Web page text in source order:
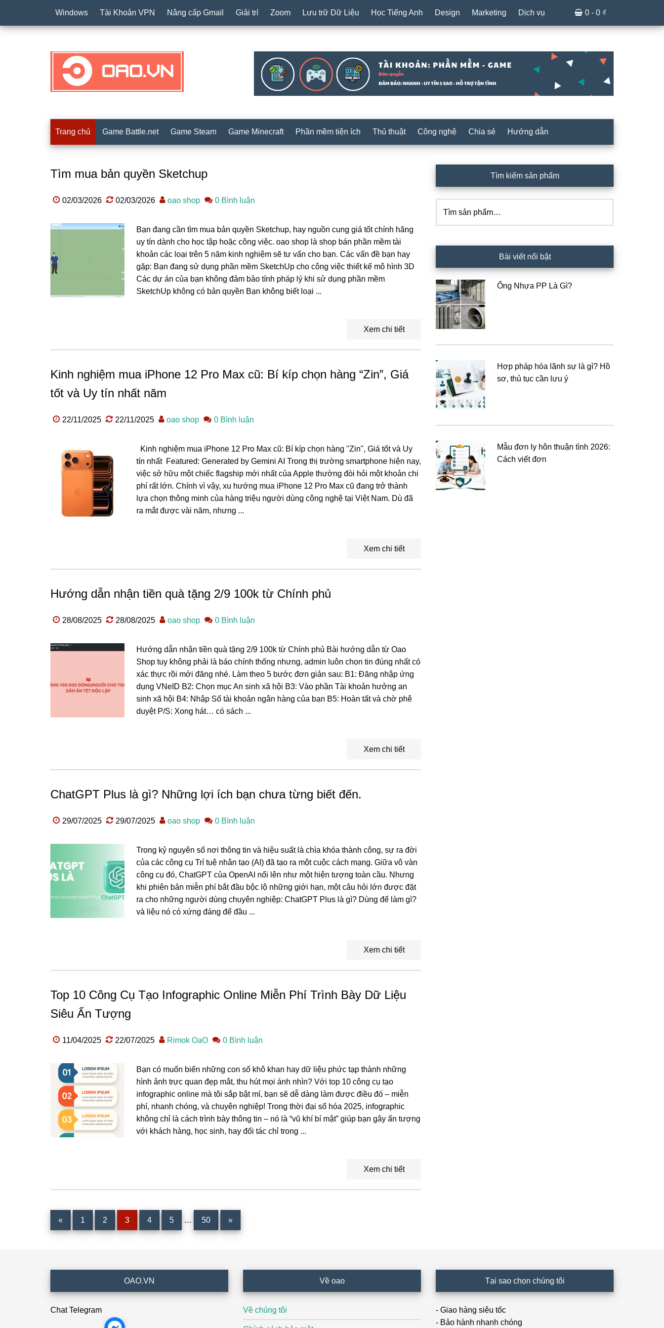
Windows Tài Khoản VPN Nâng cấp Gmail Giải trí Zoom Lưu trữ Dữ Liệu Học Tiếng Anh Design Marketing Dịch vụ 0 - 0 ₫
Trang chủ Game Battle.net Game Steam Game Minecraft Phần mềm tiện ích Thủ thuật Công nghệ Chia sẻ Hướng dẫn
Tìm mua bản quyền Sketchup
02/03/2026 02/03/2026 oao shop 0 Bình luận
Bạn đang cần tìm mua bản quyền Sketchup, hay nguồn cung giá tốt chính hãng
uy tín dành cho học tập hoặc công việc. oao shop là shop bán phần mềm tài
khoản các loại trên 5 năm kinh nghiệm sẽ tư vấn cho bạn. Các vấn đề bạn hay
gặp: Bạn đang sử dụng phần mềm SketchUp cho công việc thiết kế mô hình 3D
Các dự án của bạn không đảm bảo tính pháp lý khi sử dụng phần mềm
SketchUp không có bản quyền Bạn không biết loại ...
Xem chi tiết
Kinh nghiệm mua iPhone 12 Pro Max cũ: Bí kíp chọn hàng “Zin”, Giá
tốt và Uy tín nhất năm
22/11/2025 22/11/2025 oao shop 0 Bình luận
Kinh nghiệm mua iPhone 12 Pro Max cũ: Bí kíp chọn hàng "Zin", Giá tốt và Uy
tín nhất Featured: Generated by Gemini AI Trong thị trường smartphone hiện nay,
việc sở hữu một chiếc flagship mới nhất của Apple thường đòi hỏi một khoản chi
phí rất lớn. Chính vì vậy, xu hướng mua iPhone 12 Pro Max cũ đang trở thành
lựa chọn thông minh của hàng triệu người dùng công nghệ tại Việt Nam. Dù đã
ra mắt được vài năm, nhưng ...
Xem chi tiết
Hướng dẫn nhận tiền quà tặng 2/9 100k từ Chính phủ
28/08/2025 28/08/2025 oao shop 0 Bình luận
Hướng dẫn nhận tiền quà tặng 2/9 100k từ Chính phủ Bài hướng dẫn từ Oao
Shop tuy không phải là báo chính thống nhưng, admin luôn chọn tin đúng nhất có
xác thực rồi mới đăng nhé. Làm theo 5 bước đơn giản sau: B1: Đăng nhập ứng
dụng VNeID B2: Chọn mục An sinh xã hội B3: Vào phần Tài khoản hưởng an
sinh xã hội B4: Nhập Số tài khoản ngân hàng của bạn B5: Hoàn tất và chờ phê
duyệt P/S: Xong hát… có sách ...
Xem chi tiết
ChatGPT Plus là gì? Những lợi ích bạn chưa từng biết đến.
29/07/2025 29/07/2025 oao shop 0 Bình luận
Trong kỷ nguyên số nơi thông tin và hiệu suất là chìa khóa thành công, sự ra đời
của các công cụ Trí tuệ nhân tạo (AI) đã tạo ra một cuộc cách mạng. Giữa vô vàn
công cụ đó, ChatGPT của OpenAI nổi lên như một hiện tượng toàn cầu. Nhưng
khi phiên bản miễn phí bắt đầu bộc lộ những giới hạn, một câu hỏi lớn được đặt
ra cho những người dùng chuyên nghiệp: ChatGPT Plus là gì? Dùng để làm gì?
và liệu nó có xứng đáng để đầu ...
Xem chi tiết
Top 10 Công Cụ Tạo Infographic Online Miễn Phí Trình Bày Dữ Liệu
Siêu Ấn Tượng
11/04/2025 22/07/2025 Rimok OaO 0 Bình luận
Bạn có muốn biến những con số khô khan hay dữ liệu phức tạp thành những
hình ảnh trực quan đẹp mắt, thu hút mọi ánh nhìn? Với top 10 công cụ tạo
infographic online mà tôi sắp bật mí, bạn sẽ dễ dàng làm được điều đó – miễn
phí, nhanh chóng, và chuyên nghiệp! Trong thời đại số hóa 2025, infographic
không chỉ là cách trình bày thông tin – nó là “vũ khí bí mật” giúp bạn gây ấn tượng
với khách hàng, học sinh, hay đối tác chỉ trong ...
Xem chi tiết
« Trang
1 Trang
2 Trang
3 Trang
4 Trang
5
Interim
… Trang
50 »
chính
Tìm kiếm sản phẩm
kiếm:
Bài viết nổi bật
Ống Nhựa PP Là Gì?
Hợp pháp hóa lãnh sự là gì? Hồ
sơ, thủ tục cần lưu ý
Mẫu đơn ly hôn thuận tình 2026:
Cách viết đơn
OAO.VN
Chat Telegram
Về oao
Về chúng tôi
Tại sao chọn chúng tôi
- Giao hàng siêu tốc
- Bảo hành nhanh chóng